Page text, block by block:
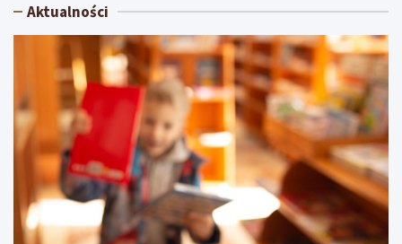
Aktualności